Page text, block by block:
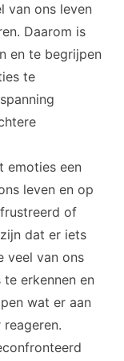
van ons leven
Daarom is
en te begrijpen
te
emoties een
leven en op
of
dat er iets
veel van ons
erkennen en
wat er aan